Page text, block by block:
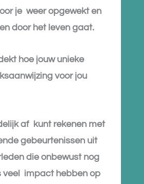
je weer opgewekt en
door het leven gaat.
hoe jouw unieke
voor jou
af kunt rekenen met
gebeurtenissen uit
die onbewust nog
veel impact hebben op